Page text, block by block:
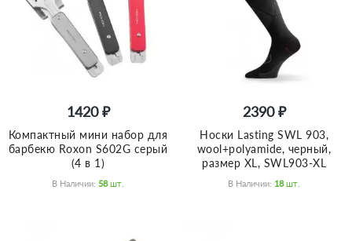
1420 ₽
Компактный мини набор для
барбекю Roxon S602G серый
(4 в 1)
В Наличии: 58 Шт.
2390 ₽
Носки Lasting SWL 903,
wool+polyamide, черный,
размер XL, SWL903-XL
В Наличии: 18 Шт.